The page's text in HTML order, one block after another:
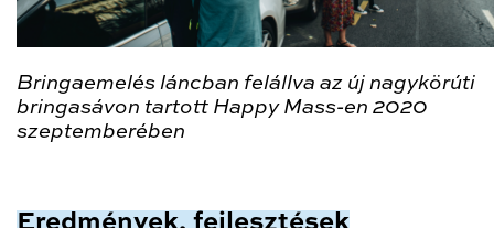
Bringaemelés láncban felállva az új nagykörúti
bringasávon tartott Happy Mass-en 2020
szeptemberében